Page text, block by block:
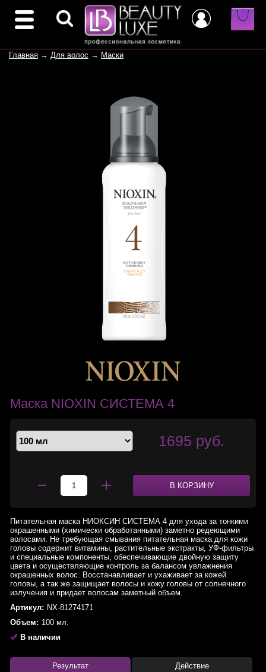
Главная → Для волос → Маски
Маска NIOXIN СИСТЕМА 4
1695 руб.
В КОРЗИНУ
Питательная маска НИОКСИН СИСТЕМА 4 для ухода за тонкими
окрашенными (химически обработанными) заметно редеющими
волосами. Не требующая смывания питательная маска для кожи
головы содержит витамины, растительные экстракты, УФ-фильтры
и специальные компоненты, обеспечивающие двойную защиту
цвета и осуществляющие контроль за балансом увлажнения
окрашенных волос. Восстанавливает и ухаживает за кожей
головы, а так же защищает волосы и кожу головы от солнечного
излучения и придает волосам заметный объем.
Артикул: NX-81274171
Объем: 100 мл.
В наличии
Результат Действие